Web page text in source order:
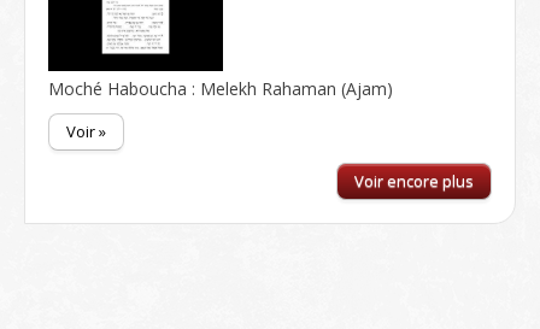
Moché Haboucha : Melekh Rahaman (Ajam)
Voir »
Voir encore plus